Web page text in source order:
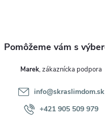
Marek
info@skraslimdom.sk
+421 905 509 979